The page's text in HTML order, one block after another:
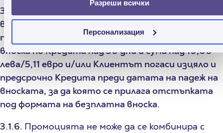
Разреши всички
Персонализация
3.1.5. Отстъпката под формата на безплатна
вноска по Промоцията не е валидна и няма да се
прилага, ако Клиентът е допуснал просрочие на
вноска по Кредита над 30 дни и сума над 10,00
лева/5,11 евро и/или Клиентът погаси изцяло и
предсрочно Кредита преди датата на падеж на
вноската, за да която се прилага отстъпката
под формата на безплатна вноска.
3.1.6. Промоцията не може да се комбинира с